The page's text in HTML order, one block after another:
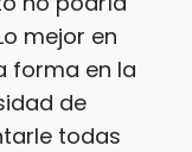
mejor en
forma en la
de
todas